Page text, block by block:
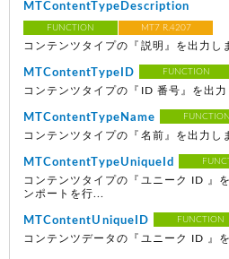
MTContentTypeDescription
FUNCTION MT7 R.4207
コンテンツタイプの『説明』を出力し
MTContentTypeID FUNCTION
コンテンツタイプの『ID 番号』を出
MTContentTypeName FUNCTION
コンテンツタイプの『名前』を出力し
MTContentTypeUniqueId
コンテンツタイプの『ユニーク ID 』
ンポートを行...
MTContentUniqueID FUNCTION
コンテンツデータの『ユニーク ID 』